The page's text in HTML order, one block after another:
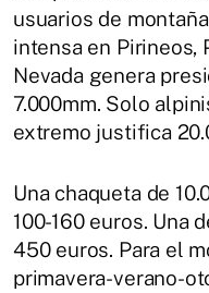
usuarios de
intensa en Pirineos,
Nevada genera
7.000mm. Solo
extremo justifica
Una chaqueta de
100-160 euros. Una
450 euros. Para el
primavera-verano-